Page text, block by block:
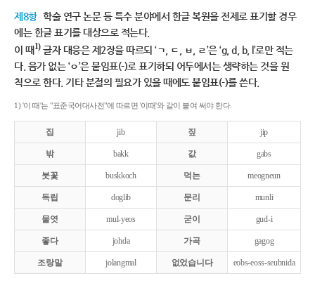
제8항 학술 연구 논문 등 특수 분야에서 한글 복원을 전제로 표기할 경우
에는 한글 표기를 대상으로 적는다.
이 때1)글자 대응은 제2장을 따르되 ‘ㄱ, ㄷ, ㅂ, ㄹ’은 ‘g, d, b, l’로만 적는
다. 음가 없는 ‘ㅇ’은 붙임표(-)로 표기하되 어두에서는 생략하는 것을 원
칙으로 한다. 기타 분절의 필요가 있을 때에도 붙임표(-)를 쓴다.
1) '이 때'는 "표준국어대사전"에 따르면 '이때'와 같이 붙여 써야 한다.
집 jib 짚 jip
밖 bakk 값 gabs
붓꽃 buskkoch 먹는 meogneun
독립 doglib 문리 munli
물엿 mul-yeos 굳이 gud-i
좋다 johda 가곡 gagog
조랑말 jolangmal 없었습니다 eobs-eoss-seubnida